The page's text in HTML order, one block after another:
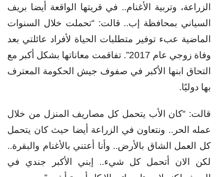
الزراعة، وتربية الأغنام.. في قريتها الواقعة أيضا بريف
السياني بمحافظة إب.. قالت: “تحملت خلال السنوات
الماضية عبء توفير متطلبات الحياة لأفراد عائلتي بعد
وفاة زوجي عام 2017”. تفاقمت معاناتها بشكل أكبر مع
التحاق ابنها الأكبر في صفوف جيش الحكومة المعترف
بها دوليًا.
قالت: “كان الأب يتحمل كل مصاريف المنزل من خلال
عمله الحر.. ونتعاون في الزراعة أيضا حيث كان يتحمل
كل العمل الشاق بالأرض.. وأنا أعتني بالأغنام والبقرة..
لكن الان أتحمل كل شيء.. إبني الأكبر جندي في